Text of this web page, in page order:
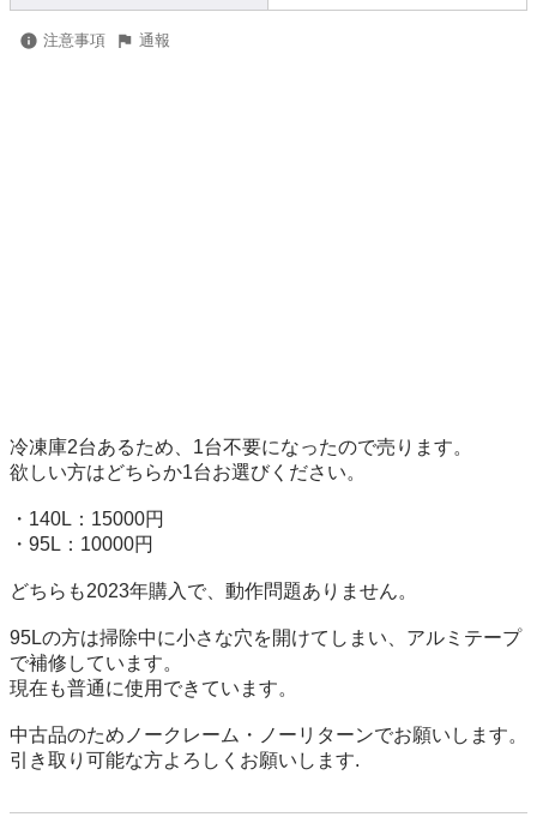
注意事項 通報
冷凍庫2台あるため、1台不要になったので売ります。
欲しい方はどちらか1台お選びください。
・140L：15000円
・95L：10000円
どちらも2023年購入で、動作問題ありません。
95Lの方は掃除中に小さな穴を開けてしまい、アルミテープ
で補修しています。
現在も普通に使用できています。
中古品のためノークレーム・ノーリターンでお願いします。
引き取り可能な方よろしくお願いします.